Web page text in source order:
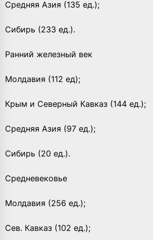
Средняя Азия (135 ед.);
Сибирь (233 ед.).
Ранний железный век
Молдавия (112 ед);
Крым и Северный Кавказ (144 ед.);
Средняя Азия (97 ед.);
Сибирь (20 ед.).
Средневековье
Молдавия (256 ед.);
Сев. Кавказ (102 ед.);